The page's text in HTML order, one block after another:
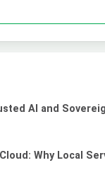
AI and
Why Local